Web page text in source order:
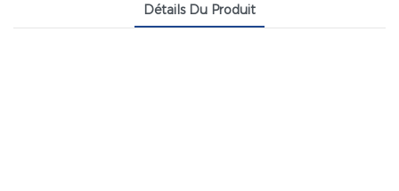
Détails Du Produit